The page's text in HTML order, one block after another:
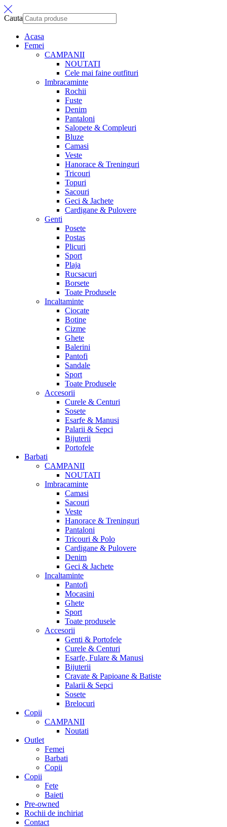
Cauta
Acasa
Femei
CAMPANII
NOUTATI
Cele mai faine outfituri
Imbracaminte
Rochii
Fuste
Denim
Pantaloni
Salopete & Compleuri
Bluze
Camasi
Veste
Hanorace & Treninguri
Tricouri
Topuri
Sacouri
Geci & Jachete
Cardigane & Pulovere
Genti
Posete
Postas
Plicuri
Sport
Plaja
Rucsacuri
Borsete
Toate Produsele
Incaltaminte
Ciocate
Botine
Cizme
Ghete
Balerini
Pantofi
Sandale
Sport
Toate Produsele
Accesorii
Curele & Centuri
Sosete
Esarfe & Manusi
Palarii & Sepci
Bijuterii
Portofele
Barbati
CAMPANII
NOUTATI
Imbracaminte
Camasi
Sacouri
Veste
Hanorace & Treninguri
Pantaloni
Tricouri & Polo
Cardigane & Pulovere
Denim
Geci & Jachete
Incaltaminte
Pantofi
Mocasini
Ghete
Sport
Toate produsele
Accesorii
Genti & Portofele
Curele & Centuri
Esarfe, Fulare & Manusi
Bijuterii
Cravate & Papioane & Batiste
Palarii & Sepci
Sosete
Brelocuri
Copii
CAMPANII
Noutati
Outlet
Femei
Barbati
Copii
Copii
Fete
Baieti
Pre-owned
Rochii de inchiriat
Contact